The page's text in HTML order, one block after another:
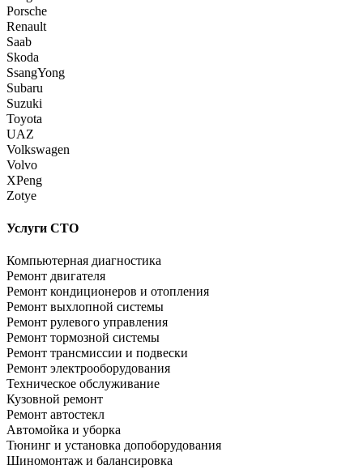
Porsche
Renault
Saab
Skoda
SsangYong
Subaru
Suzuki
Toyota
UAZ
Volkswagen
Volvo
XPeng
Zotye
Услуги СТО
Компьютерная диагностика
Ремонт двигателя
Ремонт кондиционеров и отопления
Ремонт выхлопной системы
Ремонт рулевого управления
Ремонт тормозной системы
Ремонт трансмиссии и подвески
Ремонт электрооборудования
Техническое обслуживание
Кузовной ремонт
Ремонт автостекл
Автомойка и уборка
Тюнинг и установка допоборудования
Шиномонтаж и балансировка